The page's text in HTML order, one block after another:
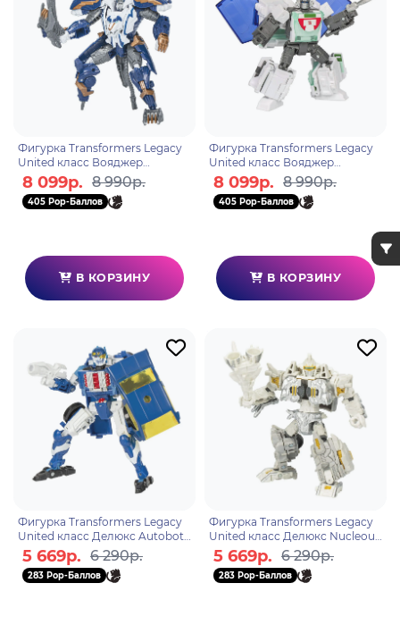
Фигурка Transformers Legacy
United класс Вояджер
Thundertron F85415X0
8 099р. 8 990р.
405 Pop-Баллов
В КОРЗИНУ
Фигурка Transformers Legacy
United класс Вояджер
Wheeljack F96885L0
8 099р. 8 990р.
405 Pop-Баллов
В КОРЗИНУ
Фигурка Transformers Legacy
United класс Делюкс Autobot
Side Burn F85385X0
5 669р. 6 290р.
283 Pop-Баллов
Фигурка Transformers Legacy
United класс Делюкс Nucleous
F85335X0
5 669р. 6 290р.
283 Pop-Баллов